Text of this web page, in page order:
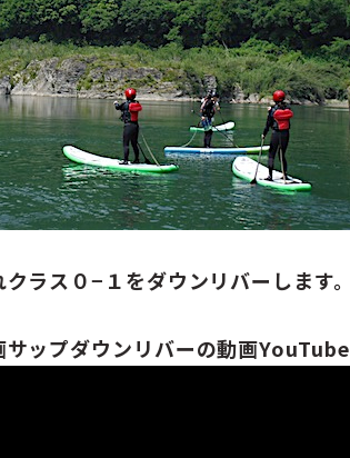
ラス０−１をダウンリバーします。
サップダウンリバーの動画YouTube